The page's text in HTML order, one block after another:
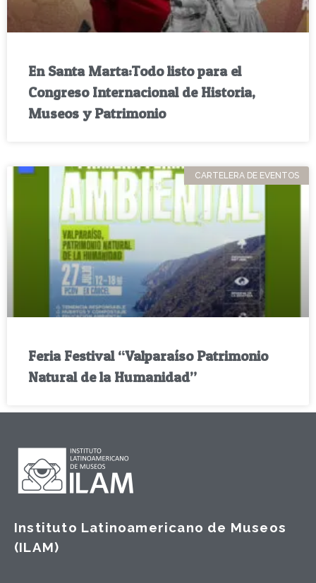
En Santa Marta:Todo listo para el
Congreso Internacional de Historia,
Museos y Patrimonio
CARTELERA DE EVENTOS
Feria Festival “Valparaíso Patrimonio
Natural de la Humanidad”
Instituto Latinoamericano de Museos
(ILAM)